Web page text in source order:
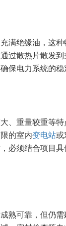
满绝缘油，这种
过散热片散发
保电力系统的稳
、重量较重等
的室内变电站或
必须结合项目
熟可靠，但仍